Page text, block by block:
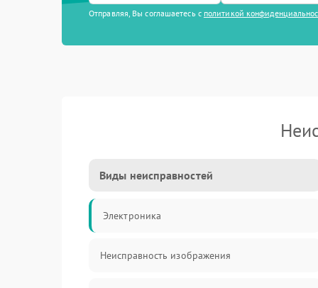
Отправляя, Вы соглашаетесь с политикой
Виды неисправностей
Электроника
Неисправность изображения